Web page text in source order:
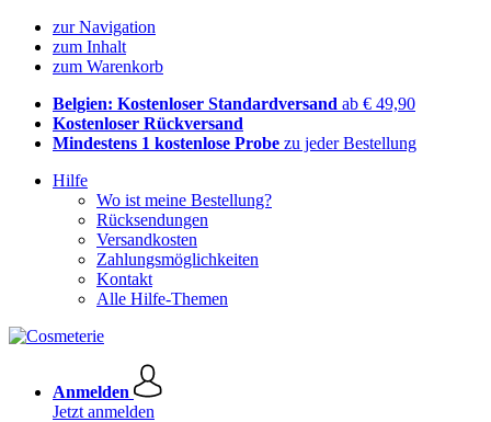
zur Navigation
zum Inhalt
zum Warenkorb
Belgien: Kostenloser Standardversand ab € 49,90
Kostenloser Rückversand
Mindestens 1 kostenlose Probe zu jeder Bestellung
Hilfe
Wo ist meine Bestellung?
Rücksendungen
Versandkosten
Zahlungsmöglichkeiten
Kontakt
Alle Hilfe-Themen
Anmelden
Jetzt anmelden